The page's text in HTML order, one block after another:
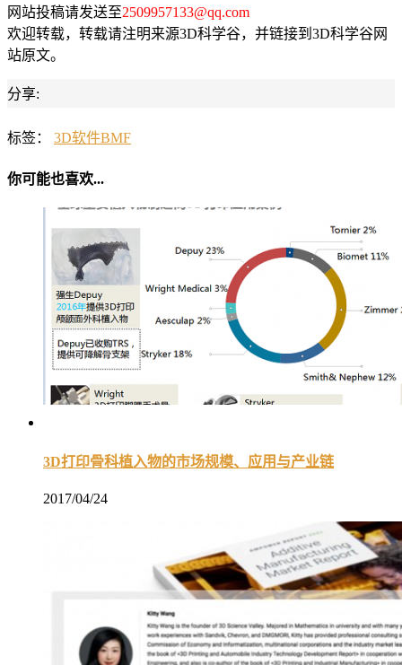
网站投稿请发送至2509957133@qq.com
欢迎转载，转载请注明来源3D科学谷，并链接到3D科学谷网
站原文。
分享:
标签： 3D软件BMF
你可能也喜欢...
3D打印骨科植入物的市场规模、应用与产业链
2017/04/24